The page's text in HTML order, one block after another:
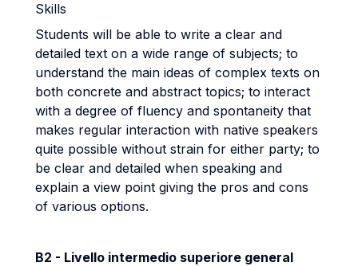
Skills
Students will be able to write a clear and
detailed text on a wide range of subjects; to
understand the main ideas of complex texts on
both concrete and abstract topics; to interact
with a degree of fluency and spontaneity that
makes regular interaction with native speakers
quite possible without strain for either party; to
be clear and detailed when speaking and
explain a view point giving the pros and cons
of various options.
B2 - Livello intermedio superiore general